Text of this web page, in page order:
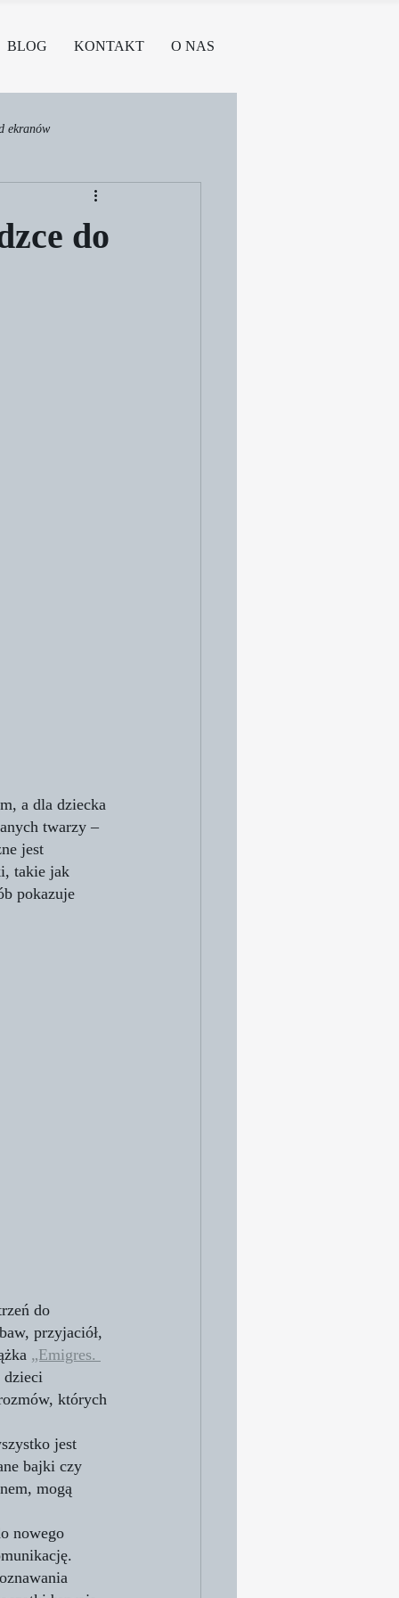
BLOG KONTAKT O NAS
ekranów
do
a dla dziecka
twarzy –
jest
takie jak
pokazuje
do
przyjaciół,
„Emigres.
dzieci
których
jest
bajki czy
mogą
nowego